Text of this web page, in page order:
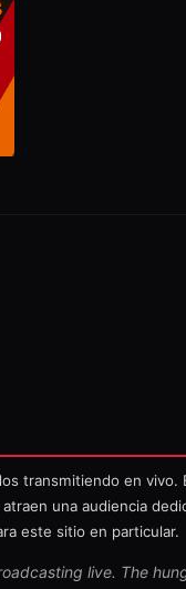
transmitiendo en vivo.
una audiencia
este sitio en particular.
live. The